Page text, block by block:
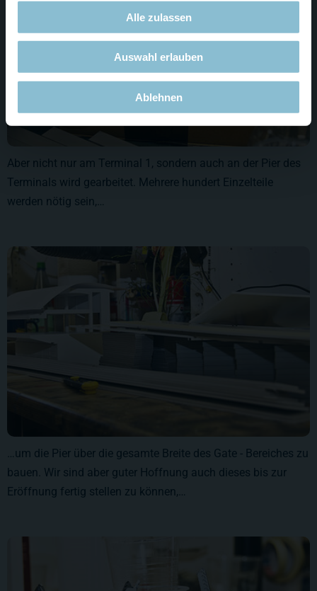
Alle zulassen
Auswahl erlauben
Ablehnen
Aber nicht nur am Terminal 1, sondern auch an der Pier des
Terminals wird gearbeitet. Mehrere hundert Einzelteile
werden nötig sein,…
…um die Pier über die gesamte Breite des Gate - Bereiches zu
bauen. Wir sind aber guter Hoffnung auch dieses bis zur
Eröffnung fertig stellen zu können,…